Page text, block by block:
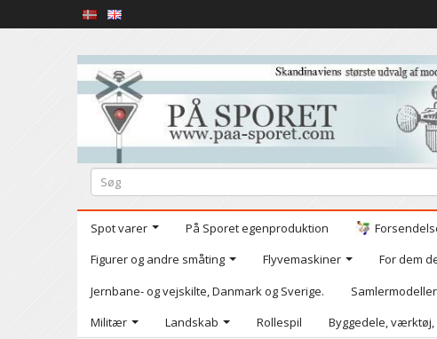
Spot varer På Sporet egenproduktion
Figurer og andre småting
Flyvemaskiner For dem
Jernbane- og vejskilte, Danmark og Sverige.
Samlermodeller
Militær
Landskab Rollespil Byggedele, værktøj,